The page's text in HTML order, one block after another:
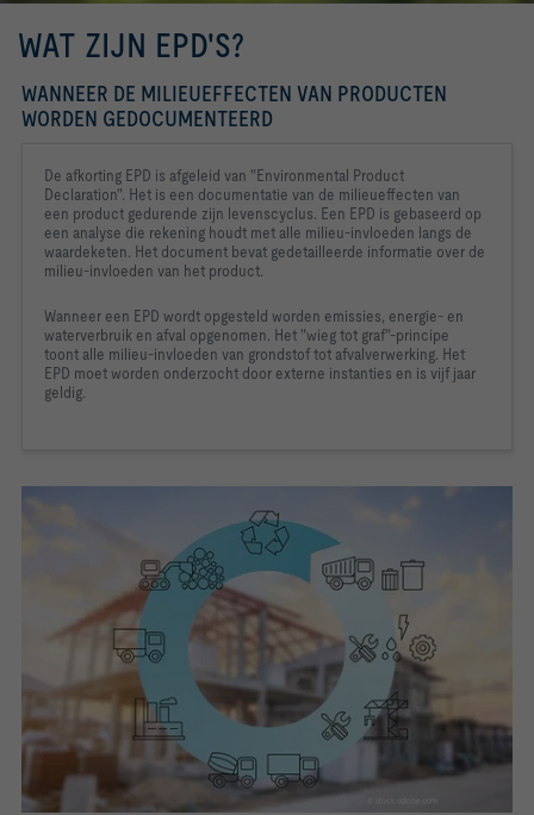
WAT ZIJN EPD'S?
WANNEER DE MILIEUEFFECTEN VAN PRODUCTEN
WORDEN GEDOCUMENTEERD
De afkorting EPD is afgeleid van "Environmental Product
Declaration". Het is een documentatie van de milieueffecten van
een product gedurende zijn levenscyclus. Een EPD is gebaseerd op
een analyse die rekening houdt met alle milieu-invloeden langs de
waardeketen. Het document bevat gedetailleerde informatie over de
milieu-invloeden van het product.
Wanneer een EPD wordt opgesteld worden emissies, energie- en
waterverbruik en afval opgenomen. Het "wieg tot graf"-principe
toont alle milieu-invloeden van grondstof tot afvalverwerking. Het
EPD moet worden onderzocht door externe instanties en is vijf jaar
geldig.